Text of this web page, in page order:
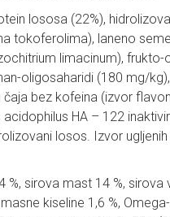
lososa (22%),
tokoferolima), laneno
limacinum),
oligosaharidi (180 mg/
bez kofeina (izvor
HA – 122
losos. Izvor
%, sirova mast 14 %, sirova
kiseline 1,6 %,